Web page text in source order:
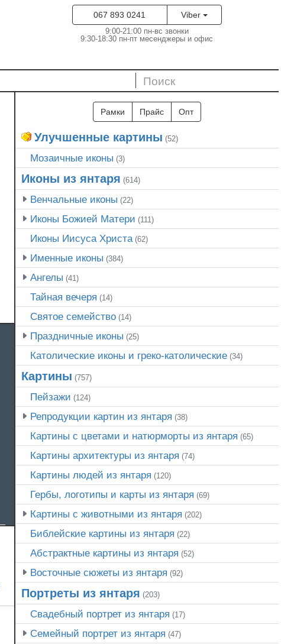
067 893 0241 Viber
9:00-21:00 пн-вс звонки
9:30-18:30 пн-пт месенджеры и офис
Рамки Прайс Опт
Улучшенные картины (52)
Мозаичные иконы (3)
Иконы из янтаря (614)
Венчальные иконы (22)
Иконы Божией Матери (111)
Иконы Иисуса Христа(62)
Именные иконы (384)
Ангелы (41)
Тайная вечеря (14)
Святое семейство(14)
Праздничные иконы (25)
Католические иконы и греко-католические(34)
Картины (757)
Пейзажи (124)
Репродукции картин из янтаря (38)
Картины с цветами и натюрморты из янтаря (65)
Картины архитектуры из янтаря (74)
Картины людей из янтаря (120)
Гербы, логотипы и карты из янтаря (69)
Картины с животными из янтаря (202)
Библейские картины из янтаря (22)
Абстрактные картины из янтаря (52)
Восточные сюжеты из янтаря (92)
Портреты из янтаря (203)
Свадебный портрет из янтаря (17)
Семейный портрет из янтаря (47)